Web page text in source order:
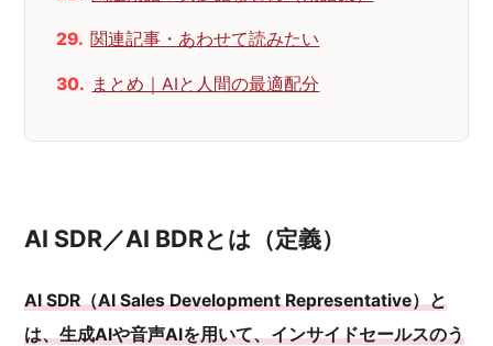
関連記事・あわせて読みたい
まとめ｜AIと人間の最適配分
AI SDR／AI BDRとは（定義）
AI SDR（AI Sales Development Representative）と
は、生成AIや音声AIを用いて、インサイドセールスのう